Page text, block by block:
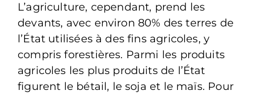
L’agriculture, cependant, prend les
devants, avec environ 80% des terres de
l’État utilisées à des fins agricoles, y
compris forestières. Parmi les produits
agricoles les plus produits de l’État
figurent le bétail, le soja et le maïs. Pour